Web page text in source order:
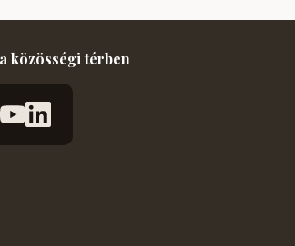
közösségi térben